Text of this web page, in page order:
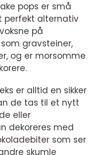
pops er små
perfekt alternativ
på
gravsteiner,
og er morsomme
er alltid en sikker
de tas til et nytt
eller
dekoreres med
som ser
skumle